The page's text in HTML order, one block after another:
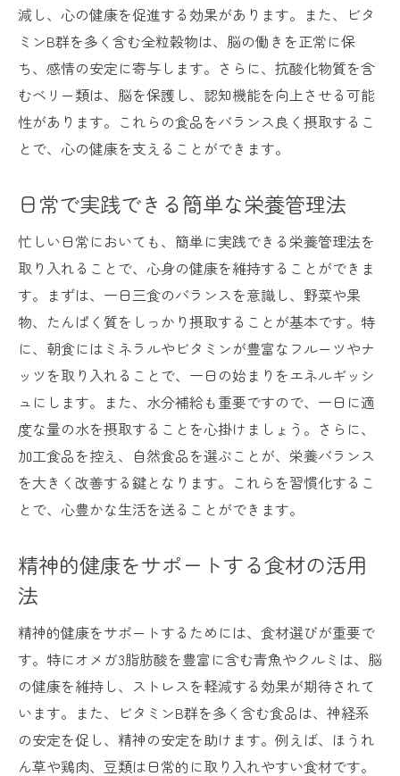
精神の充実を促す食事の取り入れ方
健康食がもたらす心の変化とその理由
日々の食事で心を豊かにするためのヒント
心の健康を支えるための食事の役割
健康食が日常生活に与えるポジティブな影
響
健康な食生活がもたらす心の安らぎ
簡単に始められる健康食習慣の第一歩
毎日の食卓を彩る健康的なメニュー提案
日常的に取り組むべき食事改善のステップ
少しの工夫で実現する健康食の工夫
忙しい毎日でも続けやすい健康的な食事の
工夫
日常生活に溶け込む健康食の取り入れ方
健康的な食事が心にもたらすポジティブな影響
心の健康を促進する食事の科学的根拠
食事が心に与えるポジティブな影響とは
心を豊かにする健康食の心理的効果
食事がもたらす心の健康への長期的影響
減し、心の健康を促進する効果があります。また、ビタ
ミンB群を多く含む全粒穀物は、脳の働きを正常に保
ち、感情の安定に寄与します。さらに、抗酸化物質を含
むベリー類は、脳を保護し、認知機能を向上させる可能
性があります。これらの食品をバランス良く摂取するこ
とで、心の健康を支えることができます。
日常で実践できる簡単な栄養管理法
忙しい日常においても、簡単に実践できる栄養管理法を
取り入れることで、心身の健康を維持することができま
す。まずは、一日三食のバランスを意識し、野菜や果
物、たんぱく質をしっかり摂取することが基本です。特
に、朝食にはミネラルやビタミンが豊富なフルーツやナ
ッツを取り入れることで、一日の始まりをエネルギッシ
ュにします。また、水分補給も重要ですので、一日に適
度な量の水を摂取することを心掛けましょう。さらに、
加工食品を控え、自然食品を選ぶことが、栄養バランス
を大きく改善する鍵となります。これらを習慣化するこ
とで、心豊かな生活を送ることができます。
精神的健康をサポートする食材の活用
法
精神的健康をサポートするためには、食材選びが重要で
す。特にオメガ3脂肪酸を豊富に含む青魚やクルミは、脳
の健康を維持し、ストレスを軽減する効果が期待されて
います。また、ビタミンB群を多く含む食品は、神経系
の安定を促し、精神の安定を助けます。例えば、ほうれ
ん草や鶏肉、豆類は日常的に取り入れやすい食材です。